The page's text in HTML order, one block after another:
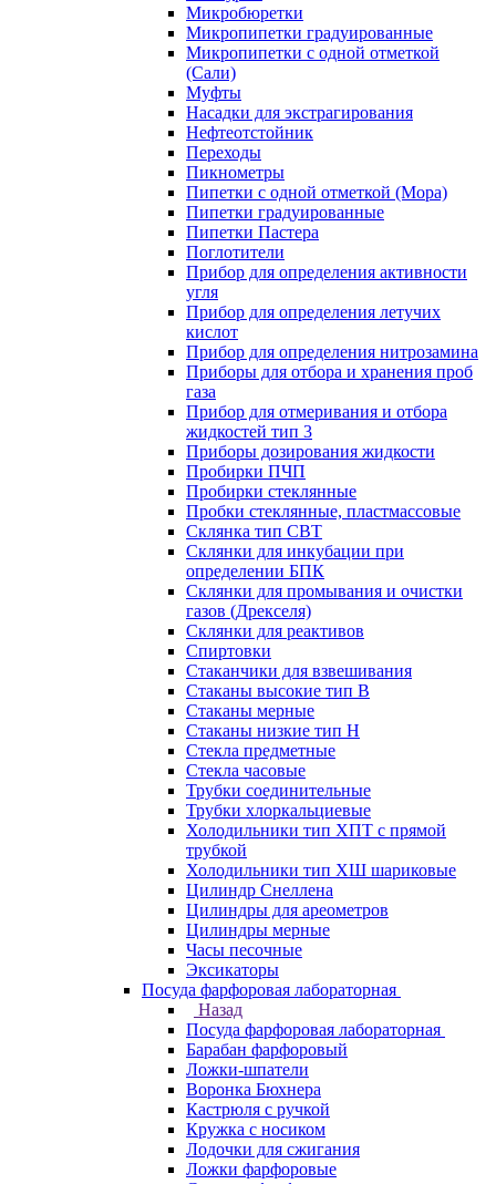
Микробюретки
Микропипетки градуированные
Микропипетки с одной отметкой
(Сали)
Муфты
Насадки для экстрагирования
Нефтеотстойник
Переходы
Пикнометры
Пипетки с одной отметкой (Мора)
Пипетки градуированные
Пипетки Пастера
Поглотители
Прибор для определения активности
угля
Прибор для определения летучих
кислот
Прибор для определения нитрозамина
Приборы для отбора и хранения проб
газа
Прибор для отмеривания и отбора
жидкостей тип 3
Приборы дозирования жидкости
Пробирки ПЧП
Пробирки стеклянные
Пробки стеклянные, пластмассовые
Склянка тип СВТ
Склянки для инкубации при
определении БПК
Склянки для промывания и очистки
газов (Дрекселя)
Склянки для реактивов
Спиртовки
Стаканчики для взвешивания
Стаканы высокие тип В
Стаканы мерные
Стаканы низкие тип Н
Стекла предметные
Стекла часовые
Трубки соединительные
Трубки хлоркальциевые
Холодильники тип ХПТ с прямой
трубкой
Холодильники тип ХШ шариковые
Цилиндр Снеллена
Цилиндры для ареометров
Цилиндры мерные
Часы песочные
Эксикаторы
Посуда фарфоровая лабораторная
Назад
Посуда фарфоровая лабораторная
Барабан фарфоровый
Ложки-шпатели
Воронка Бюхнера
Кастрюля с ручкой
Кружка с носиком
Лодочки для сжигания
Ложки фарфоровые